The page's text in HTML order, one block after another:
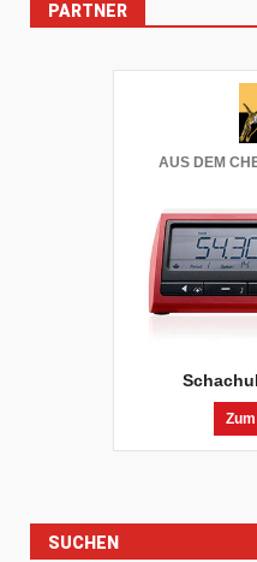
PARTNER
AUS DEM
SUCHEN